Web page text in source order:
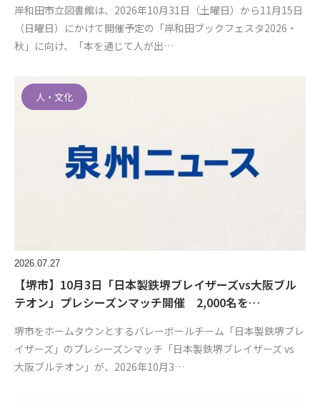
岸和田市立図書館は、2026年10月31日（土曜日）から11月15日
（日曜日）にかけて開催予定の「岸和田ブックフェスタ2026・
秋」に向け、「本を通じて人が出…
人・文化
2026.07.27
【堺市】10月3日「日本製鉄堺ブレイザーズvs大阪ブル
テオン」プレシーズンマッチ開催 2,000名を…
堺市をホームタウンとするバレーボールチーム「日本製鉄堺ブレ
イザーズ」のプレシーズンマッチ「日本製鉄堺ブレイザーズ vs
大阪ブルテオン」が、2026年10月3…